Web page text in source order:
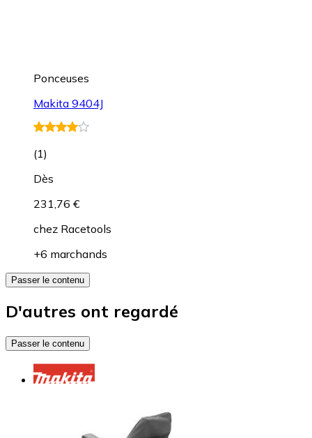
Ponceuses
Makita 9404J
(1)
Dès
231,76 €
chez Racetools
+6 marchands
Passer le contenu
D'autres ont regardé
Passer le contenu